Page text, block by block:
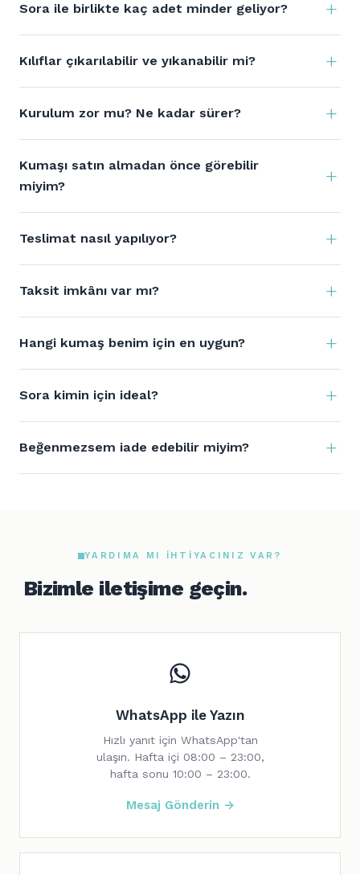
Sora ile birlikte kaç adet minder geliyor?
Kılıflar çıkarılabilir ve yıkanabilir mi?
Kurulum zor mu? Ne kadar sürer?
Kumaşı satın almadan önce görebilir
miyim?
Teslimat nasıl yapılıyor?
Taksit imkânı var mı?
Hangi kumaş benim için en uygun?
Sora kimin için ideal?
Beğenmezsem iade edebilir miyim?
YARDIMA MI IHTIYACINIZ VAR?
Bizimle iletişime geçin.
WhatsApp ile Yazın
Hızlı yanıt için WhatsApp'tan
ulaşın. Hafta içi 08:00 – 23:00,
hafta sonu 10:00 – 23:00.
Mesaj Gönderin →